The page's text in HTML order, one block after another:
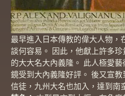
最早進入日本傳教的偉大人物，
談何容易。 因此，他獻上許多
的大大名大內義隆。 此人極愛
鏡受到大內義隆好評。 後又宣
信徒，九州大名也加入，達到南